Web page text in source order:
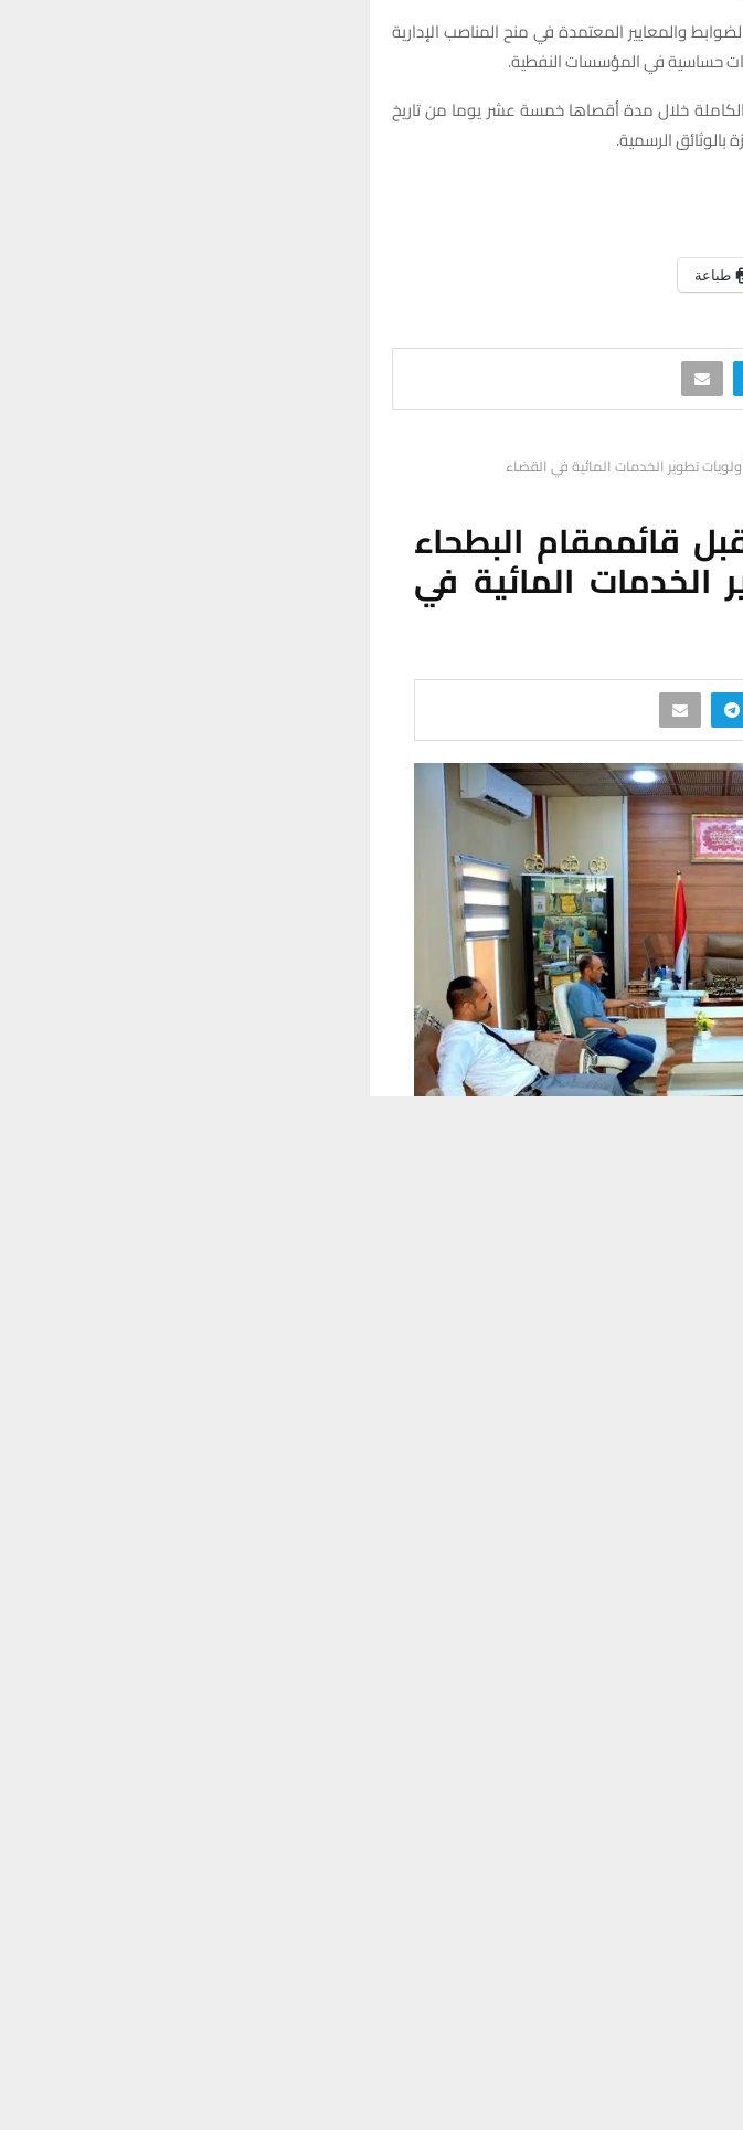
والمعايير المعتمدة في منح المناصب الإدارية
حساسية في المؤسسات النفطية.
الكاملة خلال مدة أقصاها خمسة عشر يوما من تاريخ
الرسمية.
طباعة
تطوير الخدمات المائية في القضاء
قائممقام البطحاء
الخدمات المائية في